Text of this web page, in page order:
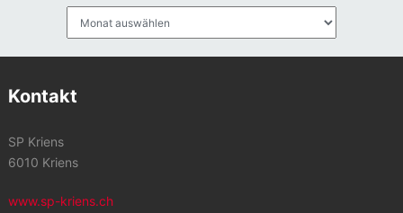
Kontakt
SP Kriens
6010 Kriens
www.sp-kriens.ch